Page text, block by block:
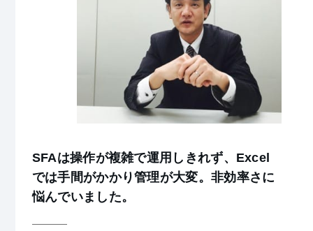
SFAは操作が複雑で運用しきれず、Excel
では手間がかかり管理が大変。非効率さに
悩んでいました。